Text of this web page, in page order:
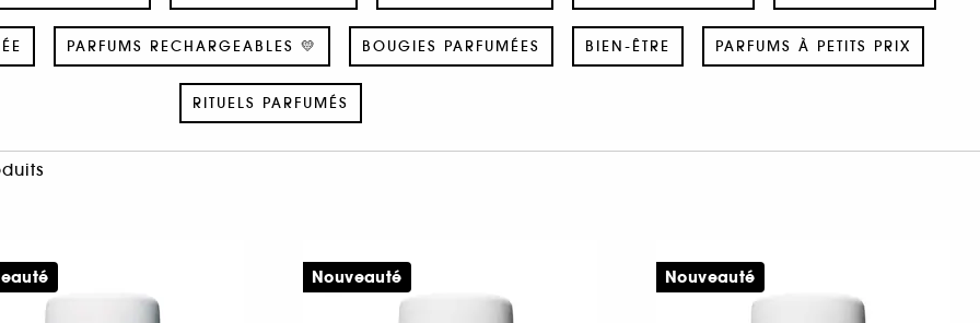
PARFUMS RECHARGEABLES 💛 BOUGIES PARFUMÉES BIEN-ÊTRE PARFUMS À PETITS PRIX
RITUELS PARFUMÉS
Nouveauté Nouveauté